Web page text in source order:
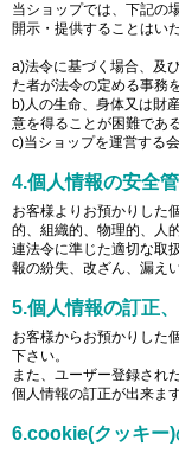
当ショップでは、下記の
開示・提供することはい
a)法令に基づく場合、及
た者が法令の定める事務
b)人の生命、身体又は財
意を得ることが困難であ
c)当ショップを運営する
4.個人情報の安全
お客様よりお預かりした
的、組織的、物理的、人
連法令に準じた適切な取
報の紛失、改ざん、漏え
5.個人情報の訂正
お客様からお預かりした
下さい。
また、ユーザー登録され
個人情報の訂正が出来ます
6.cookie(クッキー)